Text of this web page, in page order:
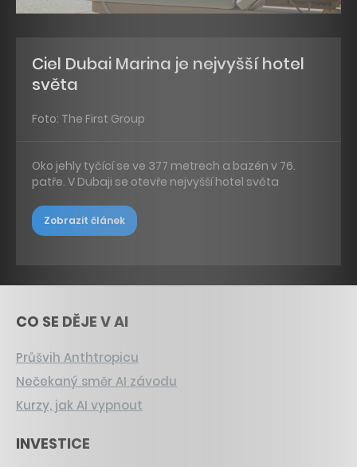
Ciel Dubai Marina je nejvyšší hotel
světa
Foto: The First Group
Oko jehly tyčící se ve 377 metrech a bazén v 76.
patře. V Dubaji se otevře nejvyšší hotel světa
Zobrazit článek
CO SE DĚJE V AI
Průšvih Anthtropicu
Nečekaný směr AI závodu
Kurzy, jak AI vypnout
INVESTICE